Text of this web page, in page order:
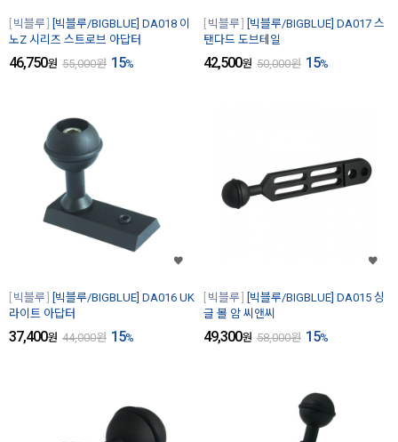
빅블루
[빅블루/BIGBLUE] DA018 이
노Z 시리즈 스트로브 아답터
46,750원 55,000원 15%
빅블루
[빅블루/BIGBLUE] DA017 스
탠다드 도브테일
42,500원 50,000원 15%
빅블루
[빅블루/BIGBLUE] DA016 UK
라이트 아답터
37,400원 44,000원 15%
빅블루
[빅블루/BIGBLUE] DA015 싱
글 볼 암 씨앤씨
49,300원 58,000원 15%